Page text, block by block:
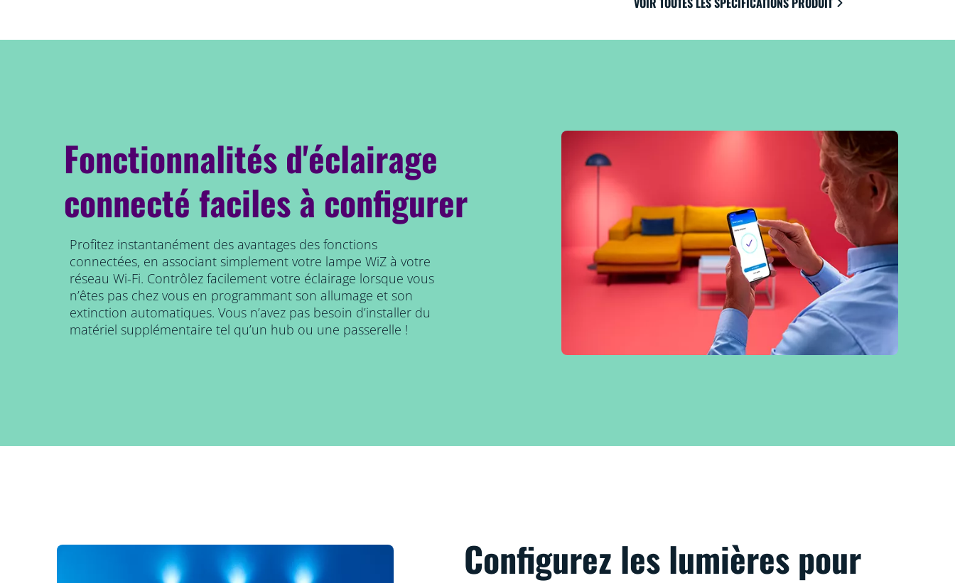
Fonctionnalités d'éclairage
connecté faciles à configurer
Profitez instantanément des avantages des fonctions
connectées, en associant simplement votre lampe WiZ à votre
réseau Wi-Fi. Contrôlez facilement votre éclairage lorsque vous
n’êtes pas chez vous en programmant son allumage et son
extinction automatiques. Vous n’avez pas besoin d’installer du
matériel supplémentaire tel qu’un hub ou une passerelle !
Configurez les lumières pour